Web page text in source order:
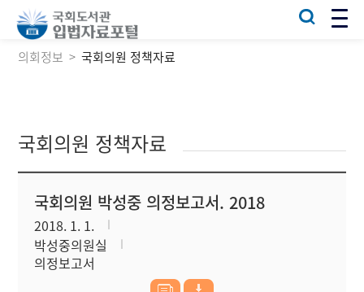
의회정보 국회의원 정책자료
국회의원 정책자료
국회의원 박성중 의정보고서. 2018
2018. 1. 1.
박성중의원실
의정보고서